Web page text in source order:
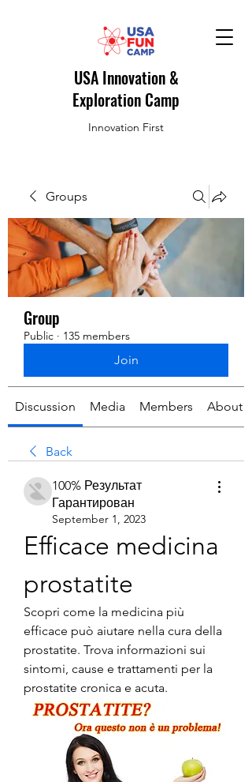
USA Innovation &
Exploration Camp
Innovation First
Groups
Group
Public · 135 members
Join
Discussion Media Members About
Back
100% Результат
Гарантирован
September 1, 2023
Efficace medicina
prostatite
Scopri come la medicina più
efficace può aiutare nella cura della
prostatite. Trova informazioni sui
sintomi, cause e trattamenti per la
prostatite cronica e acuta.